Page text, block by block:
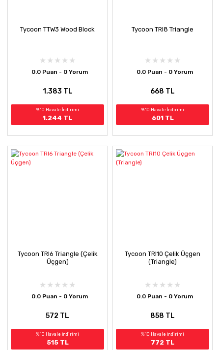
Tycoon TTW3 Wood Block
0.0 Puan - 0 Yorum
1.383 TL
%10 Havale İndirimi
1.244 TL
Tycoon TRI8 Triangle
0.0 Puan - 0 Yorum
668 TL
%10 Havale İndirimi
601 TL
Tycoon TRI6 Triangle (Çelik
Üçgen)
0.0 Puan - 0 Yorum
572 TL
%10 Havale İndirimi
515 TL
Tycoon TRI10 Çelik Üçgen
(Triangle)
0.0 Puan - 0 Yorum
858 TL
%10 Havale İndirimi
772 TL